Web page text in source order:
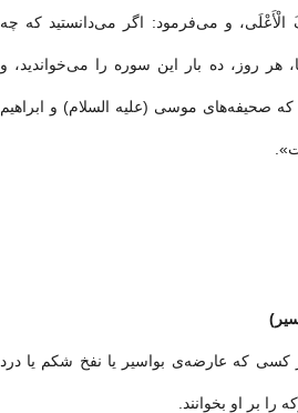
و می‌فرمود: اگر می‌دانستید که چه
روز، ده بار این سوره را می‌خواندید، و
صحیفه‌های موسی (علیه السلام) و ابراهیم
که عارضه‌ی بواسیر یا نفخ شکم یا درد
بر او بخوانند.